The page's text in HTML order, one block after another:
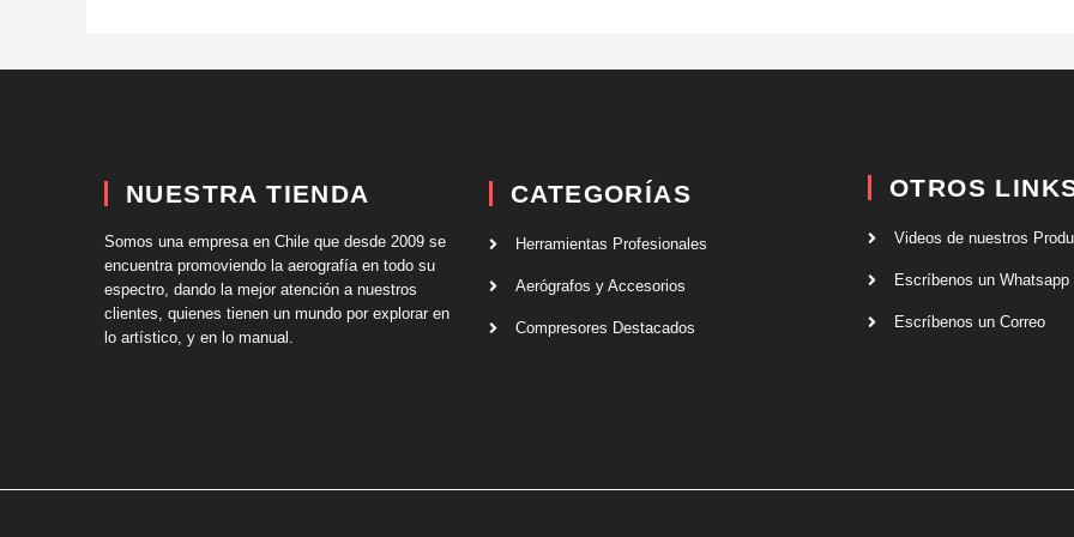
NUESTRA TIENDA
Somos una empresa en Chile que desde 2009 se
encuentra promoviendo la aerografía en todo su
espectro, dando la mejor atención a nuestros
clientes, quienes tienen un mundo por explorar en
lo artístico, y en lo manual.
CATEGORÍAS
Herramientas Profesionales
Aerógrafos y Accesorios
Compresores Destacados
OTROS
Videos de nuestros
Escríbenos un Whatsapp
Escríbenos un Correo